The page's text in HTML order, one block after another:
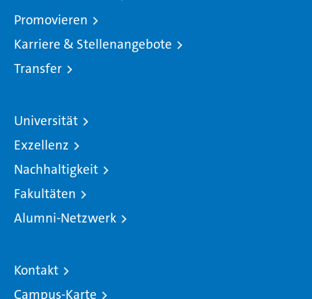
Promovieren
Karriere & Stellenangebote
Transfer
Universität
Exzellenz
Nachhaltigkeit
Fakultäten
Alumni-Netzwerk
Kontakt
Campus-Karte